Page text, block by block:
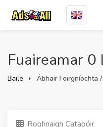
Fuaireamar 0
Baile Ábhair Foirgníochta
Roghnaigh Catagóir